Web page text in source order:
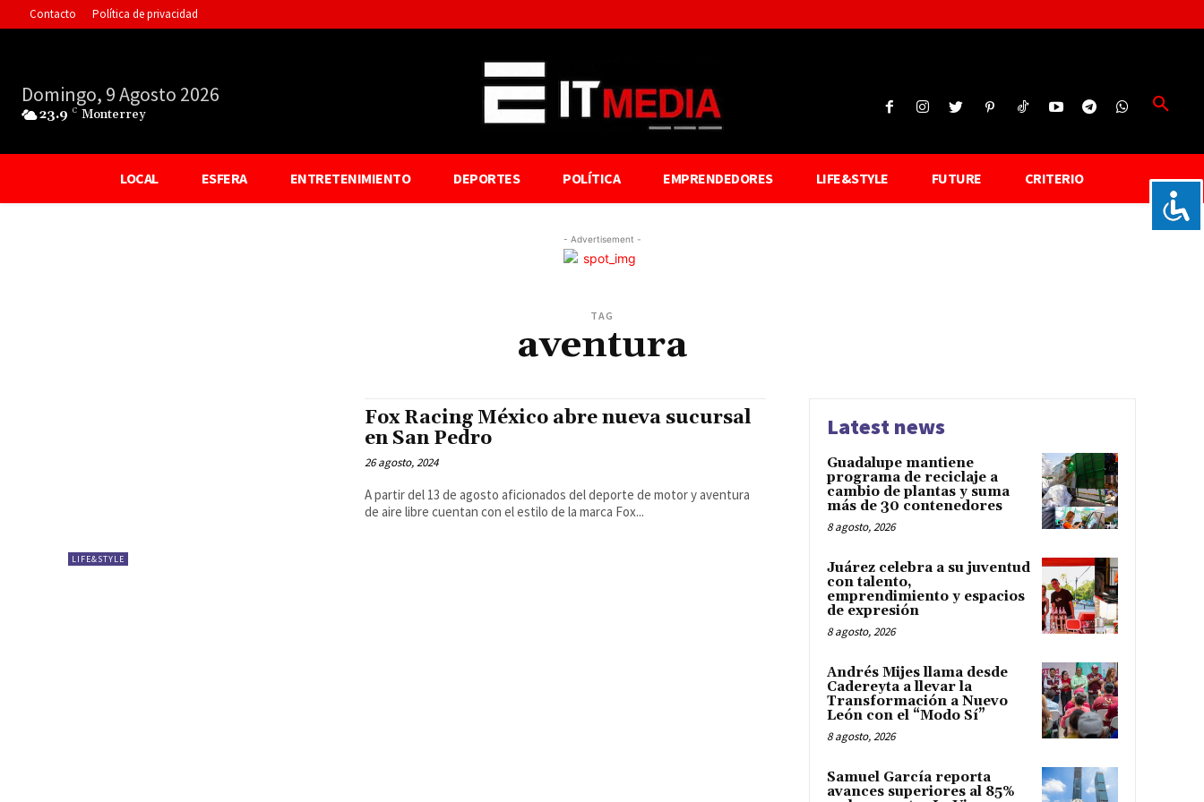
Contacto Política de privacidad
Domingo, 9 Agosto 2026
23.9 C Monterrey
LOCAL ESFERA ENTRETENIMIENTO DEPORTES POLÍTICA EMPRENDEDORES LIFE&STYLE FUTURE CRITERIO
- Advertisement -
TAG
aventura
LIFE&STYLE
Fox Racing México abre nueva sucursal
en San Pedro
26 agosto, 2024
A partir del 13 de agosto aficionados del deporte de motor y aventura
de aire libre cuentan con el estilo de la marca Fox...
Latest news
Guadalupe mantiene
programa de reciclaje a
cambio de plantas y suma
más de 30 contenedores
8 agosto, 2026
Juárez celebra a su juventud
con talento,
emprendimiento y espacios
de expresión
8 agosto, 2026
Andrés Mijes llama desde
Cadereyta a llevar la
Transformación a Nuevo
León con el “Modo Sí”
8 agosto, 2026
Samuel García reporta
avances superiores al 85%